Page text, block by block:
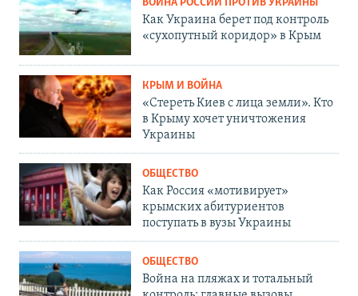
ВОЙНА РОССИИ ПРОТИВ УКРАИНЫ
Как Украина берет под контроль
«сухопутный коридор» в Крым
КРЫМ И ВОЙНА
«Стереть Киев с лица земли». Кто
в Крыму хочет уничтожения
Украины
ОБЩЕСТВО
Как Россия «мотивирует»
крымских абитуриентов
поступать в вузы Украины
ОБЩЕСТВО
Война на пляжах и тотальный